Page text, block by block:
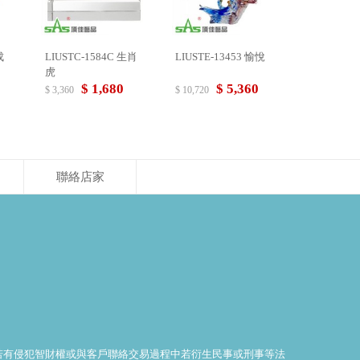
LIUSTC-1584C 生肖
虎
$ 3,360 $ 1,680
LIUSTE-13453 愉悅
$ 10,720 $ 5,360
聯絡店家
侵犯智財權或與客戶聯絡交易過程中若衍生民事或刑事等法